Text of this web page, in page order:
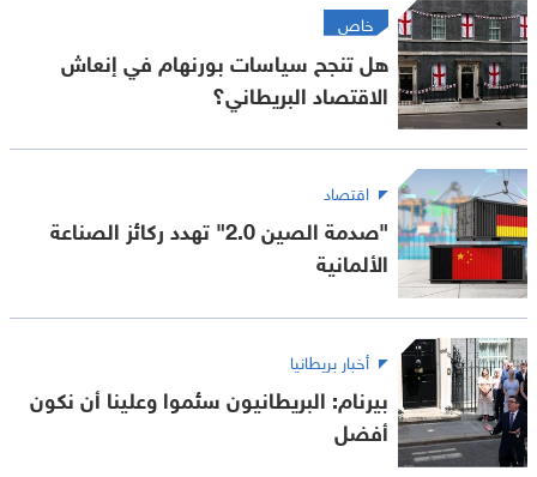
خاص
هل تنجح سياسات بورنهام في إنعاش
الاقتصاد البريطاني؟
اقتصاد
"صدمة الصين 2.0" تهدد ركائز الصناعة
الألمانية
أخبار بريطانيا
بيرنام: البريطانيون سئموا وعلينا أن نكون
أفضل